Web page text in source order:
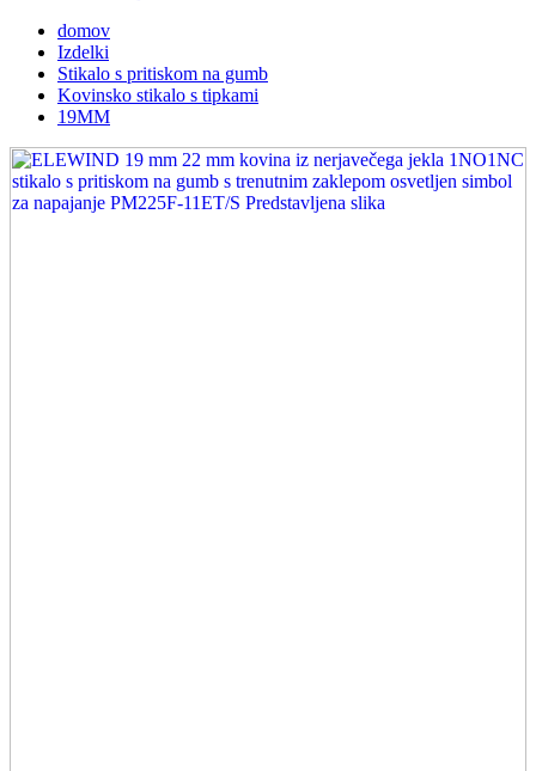
domov
Izdelki
Stikalo s pritiskom na gumb
Kovinsko stikalo s tipkami
19MM